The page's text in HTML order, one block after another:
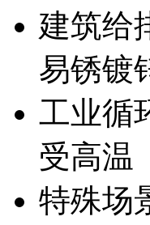
建筑给
易锈镀
工业循
受高温
特殊场